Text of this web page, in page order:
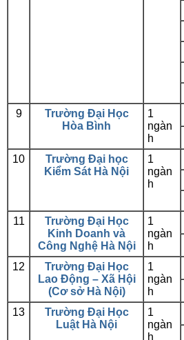
9
Trường Đại Học
Hòa Bình
1
ngàn
h
10
Trường Đại học
Kiểm Sát Hà Nội
1
ngàn
h
11
Trường Đại Học
Kinh Doanh và
Công Nghệ Hà Nội
1
ngàn
h
12
Trường Đại Học
Lao Động – Xã Hội
(Cơ sở Hà Nội)
1
ngàn
h
13
Trường Đại Học
Luật Hà Nội
1
ngàn
h